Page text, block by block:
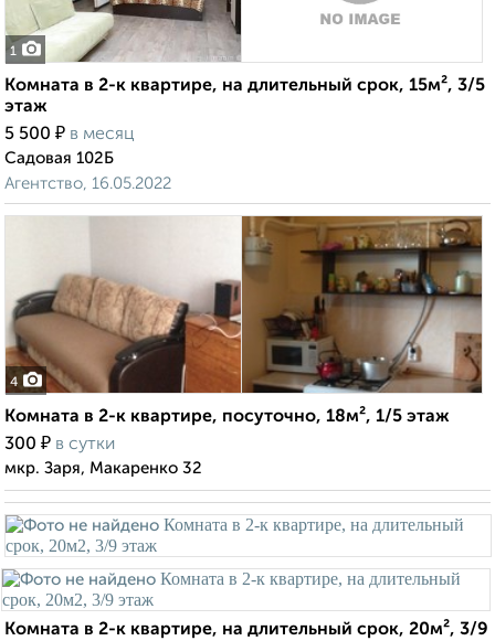
1
Комната в 2-к квартире, на длительный срок, 15м², 3/5
этаж
5 500 ₽ в месяц
Садовая 102Б
Агентство, 16.05.2022
4
Комната в 2-к квартире, посуточно, 18м², 1/5 этаж
300 ₽ в сутки
мкр. Заря, Макаренко 32
Комната в 2-к квартире, на длительный срок, 20м², 3/9